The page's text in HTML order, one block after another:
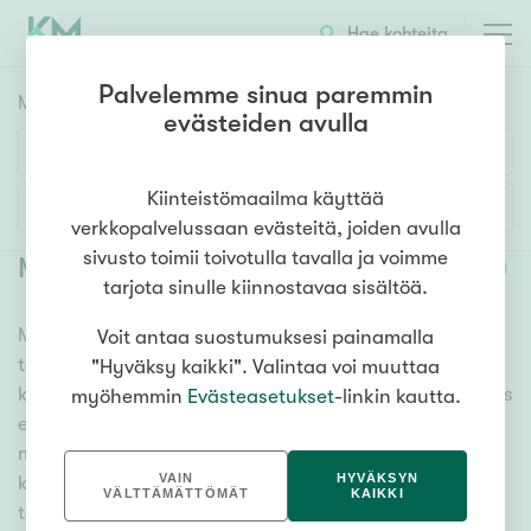
Hae kohteita
Myyntikohteet
1h 2h 3h 4h 5h+
Asuntotyyppi
Kerros-/luhtitalo
Rivitalo/paritalo
Omakoti-/erillistalo
Maa- tai metsätila
Lisää hakuehtoja
Myytävät asunnot Joensuu Mutala )
Meiltä löydät myytävät asunnot Joensuu Mutala, oli
tarpeesi mikä vain! Tuhansien kohteiden ja satojen
kiinteistönvälittäjien verkostomme auttaa sinua kenties
elämäsi tärkeimmässä päätöksessä. Katso alta kaikki
myytävät asunnot Joensuu Mutala. Hyödynnä myös
kätevää hakutyökaluamme, jonka avulla löydät omien
toiveidesi mukaisen kodin.
Palvelemme sinua paremmin
evästeiden avulla
Kiinteistömaailma käyttää
verkkopalvelussaan evästeitä, joiden avulla
sivusto toimii toivotulla tavalla ja voimme
tarjota sinulle kiinnostavaa sisältöä.
Voit antaa suostumuksesi painamalla
"Hyväksy kaikki". Valintaa voi muuttaa
myöhemmin Evästeasetukset-linkin kautta.
VAIN
VÄLTTÄMÄTTÖMÄT
HYVÄKSYN
KAIKKI